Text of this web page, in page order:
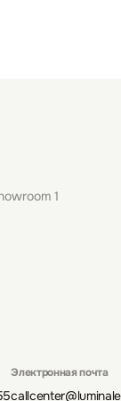
1
Электронная почта